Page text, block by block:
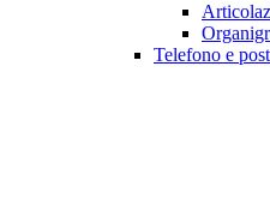
Telefono e